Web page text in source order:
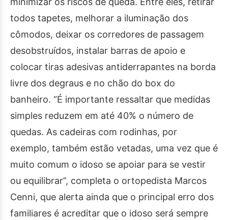
todos tapetes, melhorar a iluminação dos
cômodos, deixar os corredores de passagem
desobstruídos, instalar barras de apoio e
colocar tiras adesivas antiderrapantes na borda
livre dos degraus e no chão do box do
banheiro. “É importante ressaltar que medidas
simples reduzem em até 40% o número de
quedas. As cadeiras com rodinhas, por
exemplo, também estão vetadas, uma vez que é
muito comum o idoso se apoiar para se vestir
ou equilibrar”, completa o ortopedista Marcos
Cenni, que alerta ainda que o principal erro dos
familiares é acreditar que o idoso será sempre